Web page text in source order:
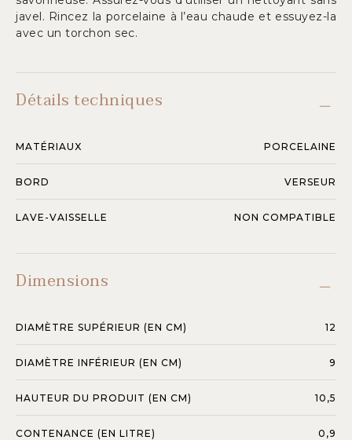
javel. Rincez la porcelaine à l’eau chaude et essuyez-la
avec un torchon sec.
Détails techniques
MATÉRIAUX PORCELAINE
BORD VERSEUR
LAVE-VAISSELLE NON COMPATIBLE
Dimensions
DIAMÈTRE SUPÉRIEUR (EN CM) 12
DIAMÈTRE INFÉRIEUR (EN CM) 9
HAUTEUR DU PRODUIT (EN CM) 10,5
CONTENANCE (EN LITRE) 0,9